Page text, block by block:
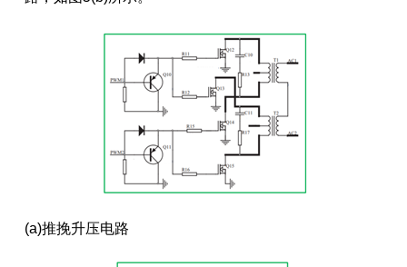
(a)推挽升压电路